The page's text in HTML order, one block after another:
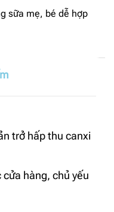
sữa mẹ, bé dễ hợp
trở hấp thu canxi
hàng, chủ yếu